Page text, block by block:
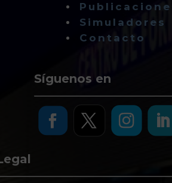
Simuladores
Contacto
Síguenos en